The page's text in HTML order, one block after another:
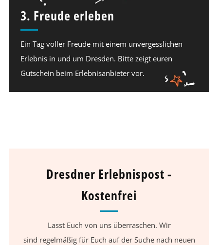
3. Freude erleben
Ein Tag voller Freude mit einem unvergesslichen
Erlebnis in und um Dresden. Bitte zeigt euren
Gutschein beim Erlebnisanbieter vor.
Dresdner Erlebnispost -
Kostenfrei
Lasst Euch von uns überraschen. Wir
sind regelmäßig für Euch auf der Suche nach neuen